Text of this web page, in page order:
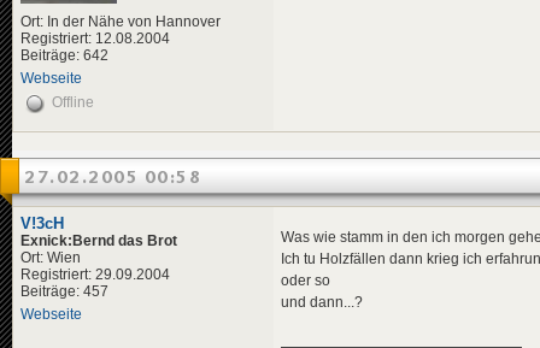
Ort: In der Nähe von Hannover
Registriert: 12.08.2004
Beiträge: 642
Webseite
Offline
27.02.2005 00:58
V!3cH
Exnick:Bernd das Brot
Ort: Wien
Registriert: 29.09.2004
Beiträge: 457
Webseite
Was wie stamm in den ich morgen
Ich tu Holzfällen dann krieg ich
oder so
und dann...?